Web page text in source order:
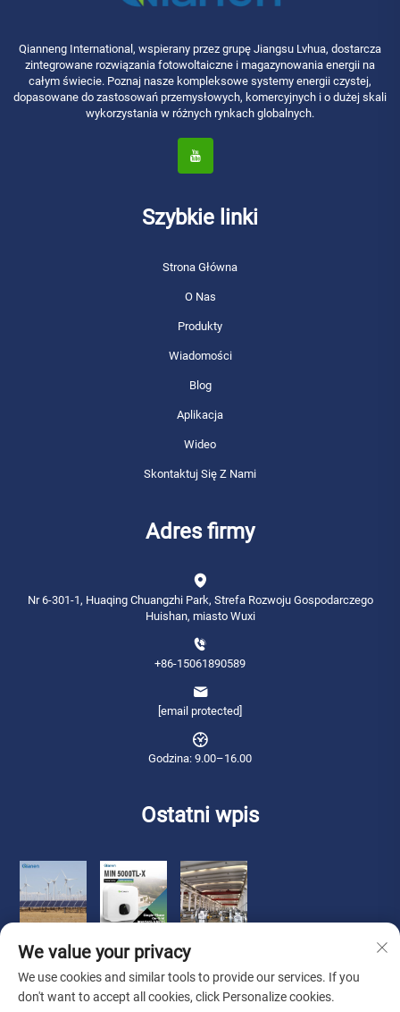
Qianneng International, wspierany przez grupę Jiangsu Lvhua, dostarcza
zintegrowane rozwiązania fotowoltaiczne i magazynowania energii na
całym świecie. Poznaj nasze kompleksowe systemy energii czystej,
dopasowane do zastosowań przemysłowych, komercyjnych i o dużej skali
wykorzystania w różnych rynkach globalnych.
Szybkie linki
Strona Główna
O Nas
Produkty
Wiadomości
Blog
Aplikacja
Wideo
Skontaktuj Się Z Nami
Adres firmy
Nr 6-301-1, Huaqing Chuangzhi Park, Strefa Rozwoju Gospodarczego
Huishan, miasto Wuxi
+86-15061890589
[email protected]
Godzina: 9.00–16.00
Ostatni wpis
We value your privacy
We use cookies and similar tools to provide our services. If you
don't want to accept all cookies, click Personalize cookies.